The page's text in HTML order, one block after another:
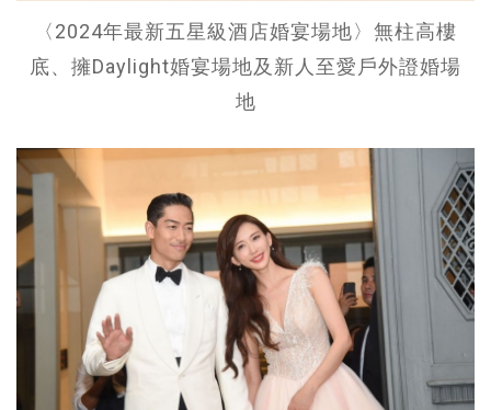
〈2024年最新五星級酒店婚宴場地〉無柱高樓
底、擁Daylight婚宴場地及新人至愛戶外證婚場
地